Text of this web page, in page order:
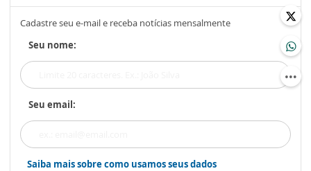
Cadastre seu e-mail e receba notícias mensalmente
Seu nome:
Seu email:
Saiba mais sobre como usamos seus dados